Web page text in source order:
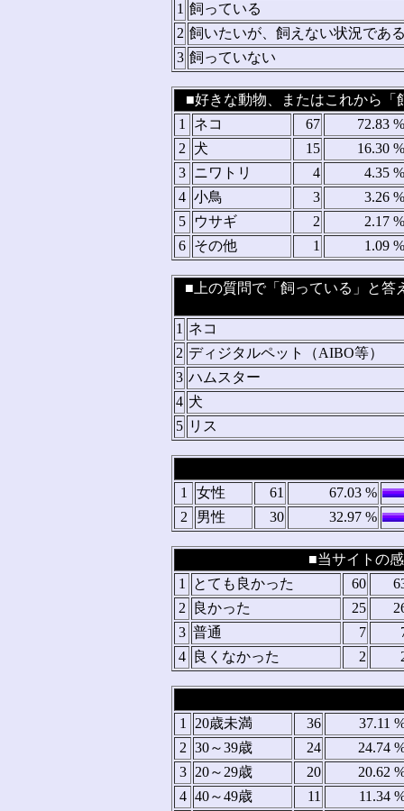
1 飼っている
2 飼いたいが、飼えない状況であ
3 飼っていない
■好きな動物、またはこれから「
1
ネコ 67
72.83 %
2
犬 15
16.30 %
3 ニワトリ 4
4.35 %
4 小鳥 3
3.26 %
5
ウサギ 2
2.17 %
6 その他 1 1.09 %
■上の質問で「飼っている」と答
1 ネコ
2 ディジタルペット（AIBO等）
3 ハムスター
4 犬
5 リス
1 女性 61
67.03 %
2
男性 30 32.97 %
■当サイトの
1
とても良かった 60
2
良かった 25
3 普通 7
4
良くなかった 2
1 20歳未満 36
37.11
2 30～39歳 24
24.74
3
20～29歳 20
20.62
4 40～49歳 11 11.34